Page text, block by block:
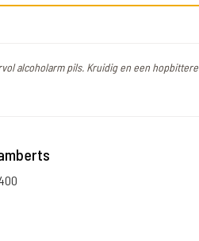
alcoholarm pils. Kruidig en een hopbittere